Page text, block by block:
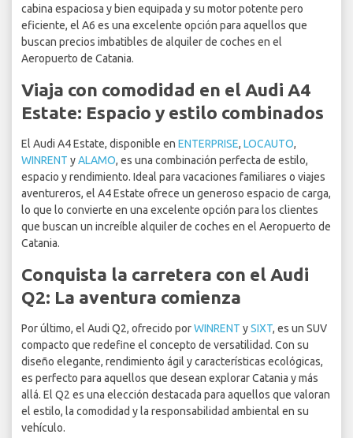
cabina espaciosa y bien equipada y su motor potente pero
eficiente, el A6 es una excelente opción para aquellos que
buscan precios imbatibles de alquiler de coches en el
Aeropuerto de Catania.
Viaja con comodidad en el Audi A4
Estate: Espacio y estilo combinados
El Audi A4 Estate, disponible en ENTERPRISE, LOCAUTO,
WINRENT yALAMO, es una combinación perfecta de estilo,
espacio y rendimiento. Ideal para vacaciones familiares o viajes
aventureros, el A4 Estate ofrece un generoso espacio de carga,
lo que lo convierte en una excelente opción para los clientes
que buscan un increíble alquiler de coches en el Aeropuerto de
Catania.
Conquista la carretera con el Audi
Q2: La aventura comienza
Por último, el Audi Q2, ofrecido porWINRENT ySIXT, es un SUV
compacto que redefine el concepto de versatilidad. Con su
diseño elegante, rendimiento ágil y características ecológicas,
es perfecto para aquellos que desean explorar Catania y más
allá. El Q2 es una elección destacada para aquellos que valoran
el estilo, la comodidad y la responsabilidad ambiental en su
vehículo.